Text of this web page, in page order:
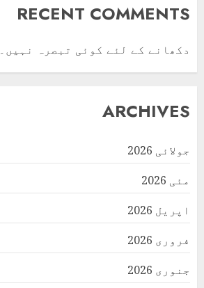
RECENT COMMENTS
دکھانے کے لئے کوئی تبصرہ نہیں۔
ARCHIVES
جولائی 2026
مئی 2026
اپریل 2026
فروری 2026
جنوری 2026